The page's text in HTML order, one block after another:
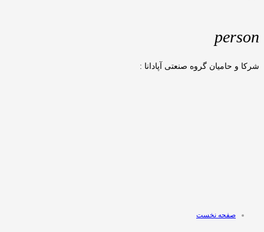
person
شرکا و حامیان گروه صنعتی آپادانا :
صفحه نخست